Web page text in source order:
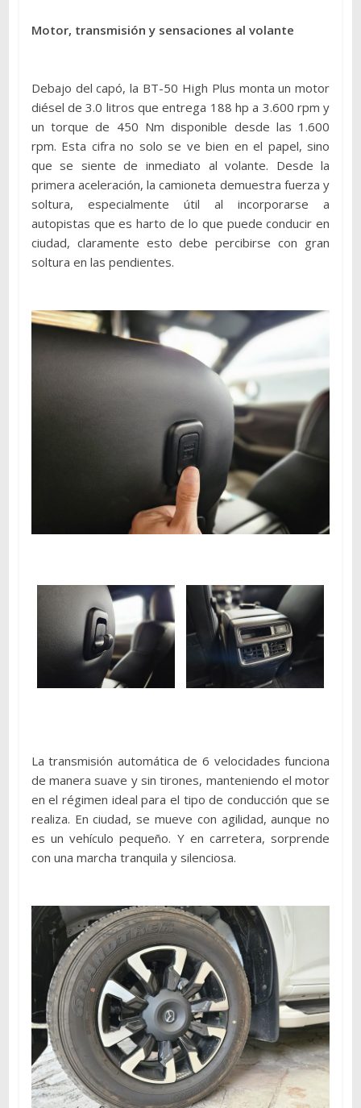
Motor, transmisión y sensaciones al volante
Debajo del capó, la BT-50 High Plus monta un motor
diésel de 3.0 litros que entrega 188 hp a 3.600 rpm y
un torque de 450 Nm disponible desde las 1.600
rpm. Esta cifra no solo se ve bien en el papel, sino
que se siente de inmediato al volante. Desde la
primera aceleración, la camioneta demuestra fuerza y
soltura, especialmente útil al incorporarse a
autopistas que es harto de lo que puede conducir en
ciudad, claramente esto debe percibirse con gran
soltura en las pendientes.
La transmisión automática de 6 velocidades funciona
de manera suave y sin tirones, manteniendo el motor
en el régimen ideal para el tipo de conducción que se
realiza. En ciudad, se mueve con agilidad, aunque no
es un vehículo pequeño. Y en carretera, sorprende
con una marcha tranquila y silenciosa.